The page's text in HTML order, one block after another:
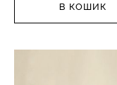
В КОШИК